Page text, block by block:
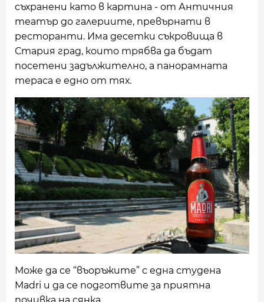
съхранени като в картина - от Античния
театър до галериите, превърнати в
ресторанти. Има десетки съкровища в
Стария град, които трябва да бъдат
посетени задължително, а панорамната
тераса е едно от тях.
Може да се “въоръжите” с една студена
Madri и да се подготвите за приятна